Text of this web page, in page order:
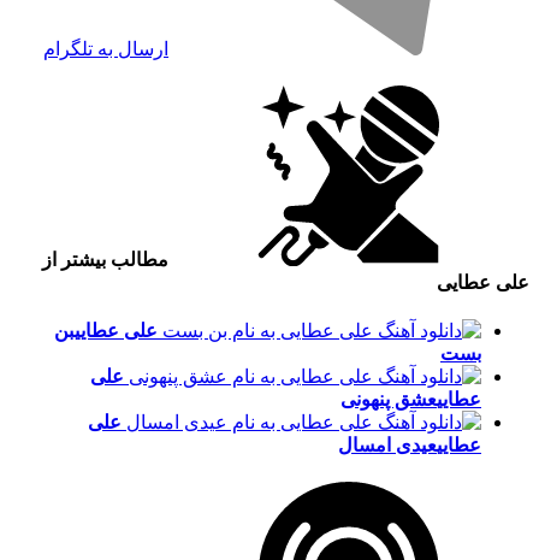
ارسال به تلگرام
مطالب بیشتر از
علی عطایی
علی عطاییبن
بست
علی
عطاییعشق پنهونی
علی
عطاییعیدی امسال